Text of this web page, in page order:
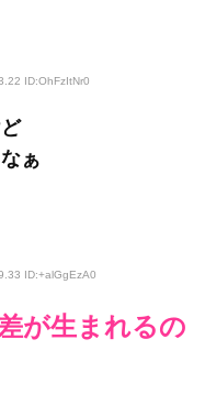
ID:OhFzItNr0
ぁ
ID:+alGgEzA0
が生まれるの